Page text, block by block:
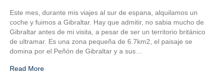
Este mes, durante mis viajes al sur de espana, alquilamos un
coche y fuimos a Gibraltar. Hay que admitir, no sabia mucho de
Gibraltar antes de mi visita, a pesar de ser un territorio británico
de ultramar. Es una zona pequeña de 6.7km2, el paisaje se
domina por el Peñón de Gibraltar y a sus…
Read More